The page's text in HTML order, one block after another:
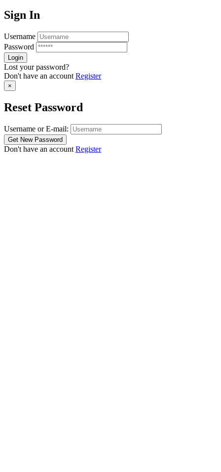
Sign In
Username
Password
Lost your password?
Don't have an account Register
×
Reset Password
Username or E-mail:
Don't have an account Register